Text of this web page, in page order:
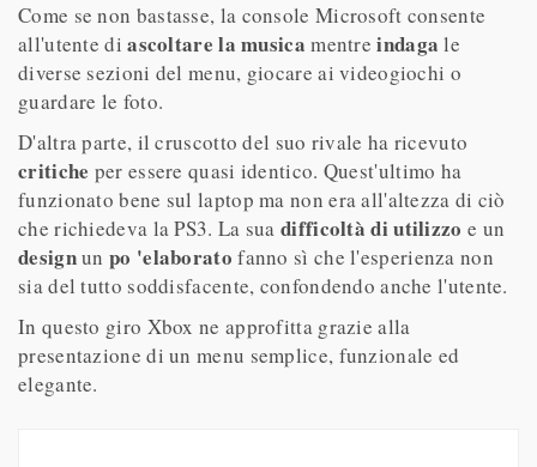
Come se non bastasse, la console Microsoft consente
all'utente diascoltare la musica mentreindaga le
diverse sezioni del menu, giocare ai videogiochi o
guardare le foto.
D'altra parte, il cruscotto del suo rivale ha ricevuto
critiche per essere quasi identico. Quest'ultimo ha
funzionato bene sul laptop ma non era all'altezza di ciò
che richiedeva la PS3. La suadifficoltà di utilizzo e un
designunpo 'elaborato fanno sì che l'esperienza non
sia del tutto soddisfacente, confondendo anche l'utente.
In questo giro Xbox ne approfitta grazie alla
presentazione di un menu semplice, funzionale ed
elegante.